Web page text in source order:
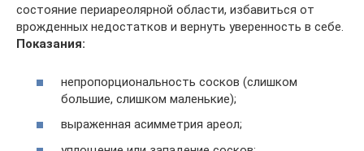
состояние периареолярной области, избавиться от
врожденных недостатков и вернуть уверенность в себе.
Показания:
непропорциональность сосков (слишком
большие, слишком маленькие);
выраженная асимметрия ареол;